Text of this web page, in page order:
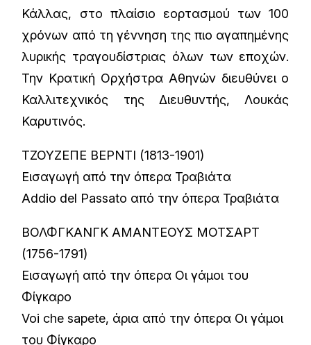
Κάλλας, στο πλαίσιο εορτασμού των 100
χρόνων από τη γέννηση της πιο αγαπημένης
λυρικής τραγουδίστριας όλων των εποχών.
Την Κρατική Ορχήστρα Αθηνών διευθύνει ο
Καλλιτεχνικός της Διευθυντής, Λουκάς
Καρυτινός.
ΤΖΟΥΖΕΠΕ ΒΕΡΝΤΙ (1813-1901)
Εισαγωγή από την όπερα Τραβιάτα
Addio del Passato από την όπερα Τραβιάτα
ΒΟΛΦΓΚΑΝΓΚ ΑΜΑΝΤΕΟΥΣ ΜΟΤΣΑΡΤ
(1756-1791)
Εισαγωγή από την όπερα Οι γάμοι του
Φίγκαρο
Voi che sapete, άρια από την όπερα Οι γάμοι
του Φίγκαρο